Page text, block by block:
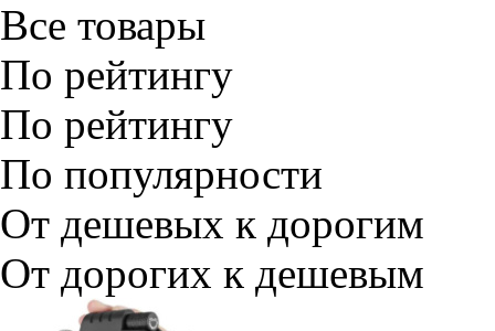
Все товары
По рейтингу
По рейтингу
По популярности
От дешевых к дорогим
От дорогих к дешевым